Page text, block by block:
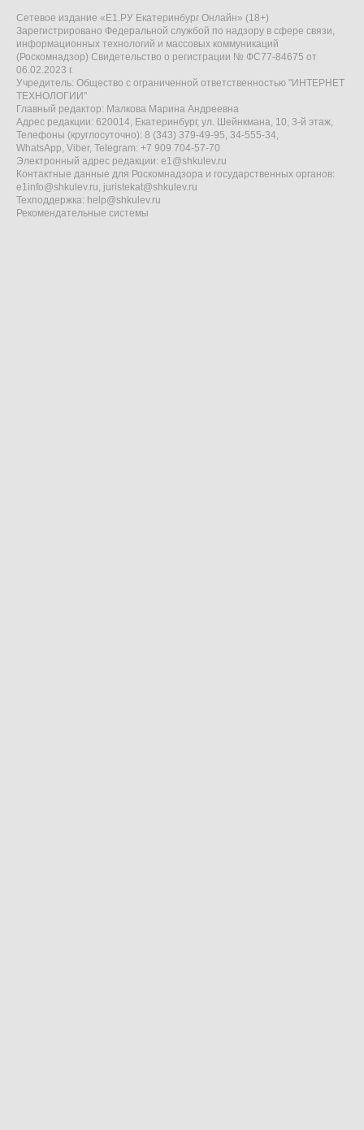
Сетевое издание «Е1.РУ Екатеринбург Онлайн» (18+)
Зарегистрировано Федеральной службой по надзору в сфере связи,
информационных технологий и массовых коммуникаций
(Роскомнадзор) Свидетельство о регистрации № ФС77-84675 от
06.02.2023 г.
Учредитель: Общество с ограниченной ответственностью "ИНТЕРНЕТ
ТЕХНОЛОГИИ"
Главный редактор: Малкова Марина Андреевна
Адрес редакции: 620014, Екатеринбург, ул. Шейнкмана, 10, 3-й этаж,
Телефоны (круглосуточно): 8 (343) 379-49-95, 34-555-34,
WhatsApp, Viber, Telegram: +7 909 704-57-70
Электронный адрес редакции: e1@shkulev.ru
Контактные данные для Роскомнадзора и государственных органов:
e1info@shkulev.ru, juristekat@shkulev.ru
Техподдержка: help@shkulev.ru
Рекомендательные системы